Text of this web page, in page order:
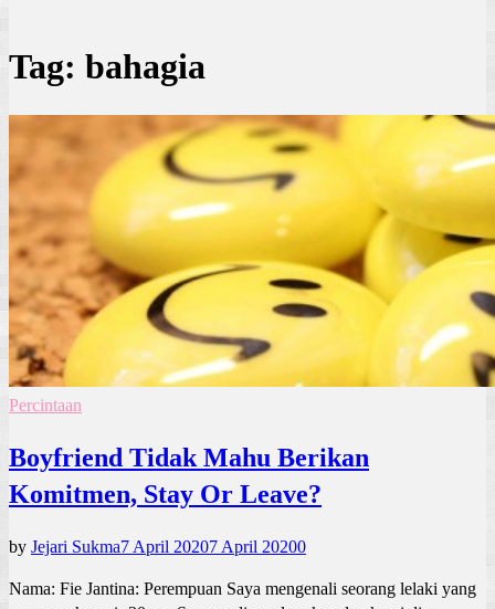
Tag: bahagia
Percintaan
Boyfriend Tidak Mahu Berikan
Komitmen, Stay Or Leave?
by Jejari Sukma7 April 20207 April 20200
Nama: Fie Jantina: Perempuan Saya mengenali seorang lelaki yang